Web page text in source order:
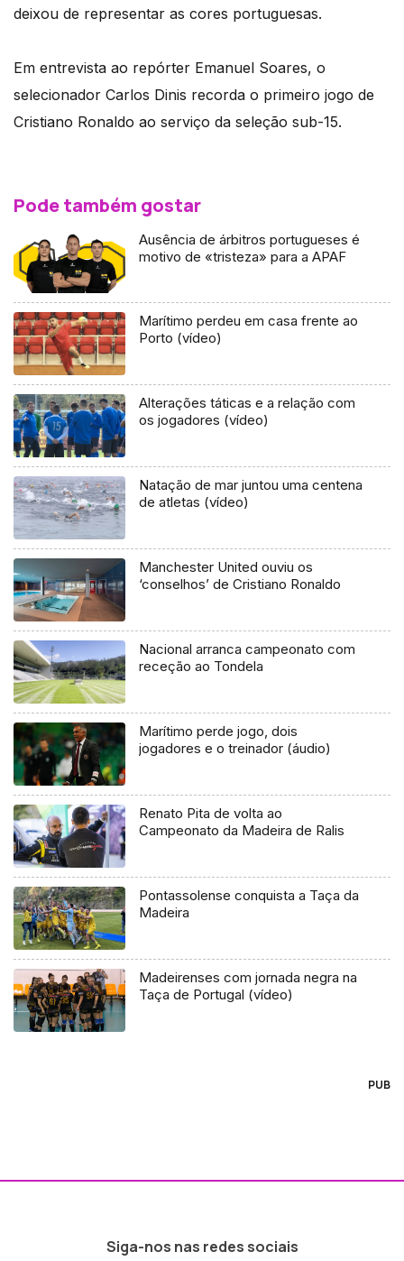
deixou de representar as cores portuguesas.
Em entrevista ao repórter Emanuel Soares, o
selecionador Carlos Dinis recorda o primeiro jogo de
Cristiano Ronaldo ao serviço da seleção sub-15.
Pode também gostar
Ausência de árbitros portugueses é
motivo de «tristeza» para a APAF
Marítimo perdeu em casa frente ao
Porto (vídeo)
Alterações táticas e a relação com
os jogadores (vídeo)
Natação de mar juntou uma centena
de atletas (vídeo)
Manchester United ouviu os
‘conselhos’ de Cristiano Ronaldo
Nacional arranca campeonato com
receção ao Tondela
Marítimo perde jogo, dois
jogadores e o treinador (áudio)
Renato Pita de volta ao
Campeonato da Madeira de Ralis
Pontassolense conquista a Taça da
Madeira
Madeirenses com jornada negra na
Taça de Portugal (vídeo)
PUB
Siga-nos nas redes sociais